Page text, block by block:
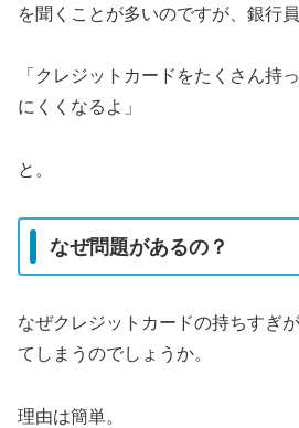
を聞くことが多いのですが、銀行
「クレジットカードをたくさん持
にくくなるよ」
と。
なぜ問題があるの？
なぜクレジットカードの持ちすぎ
てしまうのでしょうか。
理由は簡単。